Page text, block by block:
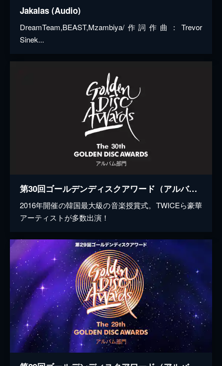
Jakalas (Audio)
DreamTeam,BEAST,Mzambiya/作詞作曲：Trevor
Sinek...
第30回ゴールデンディスクアワード（アルバム部門）
2016年開催の韓国最大級の音楽授賞式。TWICEら豪華
アーティストが多数出演！